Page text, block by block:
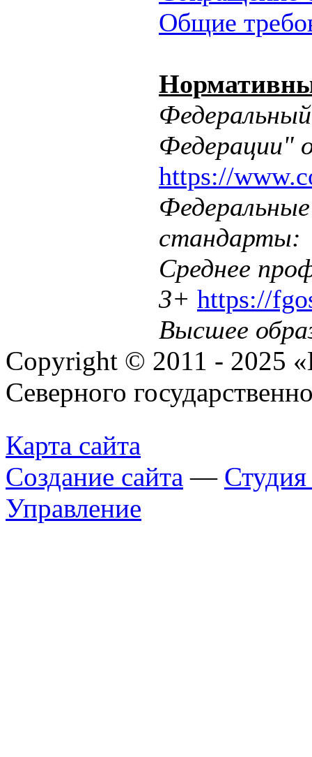
Общие
Федерации"
https://
стандарты:
Среднее
3+ https://
Высшее
Copyright © 2011 - 2025
Северного
Карта сайта
Создание сайта —
Управление